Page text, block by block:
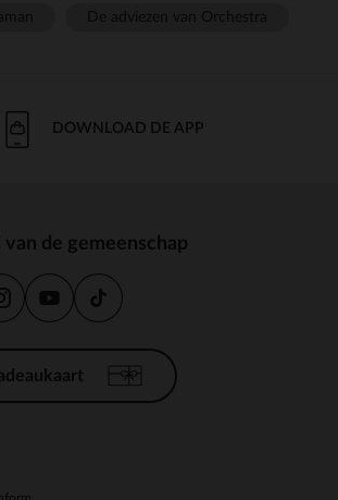
DOWNLOAD DE APP
de gemeenschap